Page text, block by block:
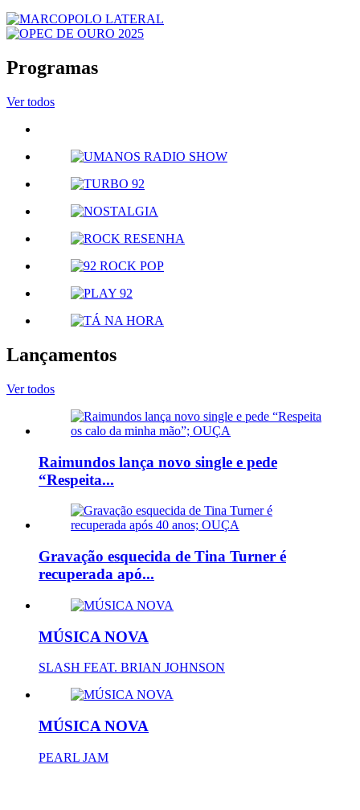
Programas
Ver todos
Lançamentos
Ver todos
Raimundos lança novo single e pede
“Respeita...
Gravação esquecida de Tina Turner é
recuperada apó...
MÚSICA NOVA
SLASH FEAT. BRIAN JOHNSON
MÚSICA NOVA
PEARL JAM